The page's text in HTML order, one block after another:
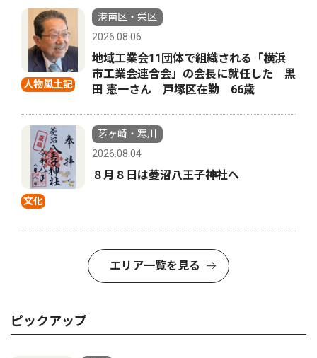
人物風土記
港南区・栄区
2026.08.06
地域工業会11団体で組織される「横浜
市工業会連合会」の会長に就任した 黒
田 憲一さん 戸塚区在勤 66歳
文化
茅ヶ崎・寒川
2026.08.04
８月８日は菱沼八王子神社へ
エリア一覧を見る
ピックアップ